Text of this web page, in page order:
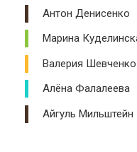
Антон Денисенко
Марина
Валерия
Алёна Фалалеева
Айгуль